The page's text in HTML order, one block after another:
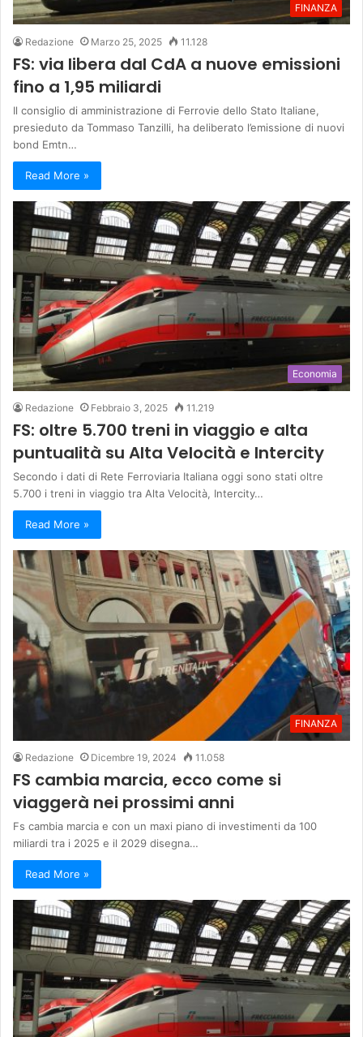
FINANZA
Redazione Marzo 25, 2025 11.128
FS: via libera dal CdA a nuove emissioni
fino a 1,95 miliardi
Il consiglio di amministrazione di Ferrovie dello Stato Italiane,
presieduto da Tommaso Tanzilli, ha deliberato l’emissione di nuovi
bond Emtn…
Read More »
Economia
Redazione Febbraio 3, 2025 11.219
FS: oltre 5.700 treni in viaggio e alta
puntualità su Alta Velocità e Intercity
Secondo i dati di Rete Ferroviaria Italiana oggi sono stati oltre
5.700 i treni in viaggio tra Alta Velocità, Intercity…
Read More »
FINANZA
Redazione Dicembre 19, 2024 11.058
FS cambia marcia, ecco come si
viaggerà nei prossimi anni
Fs cambia marcia e con un maxi piano di investimenti da 100
miliardi tra i 2025 e il 2029 disegna…
Read More »